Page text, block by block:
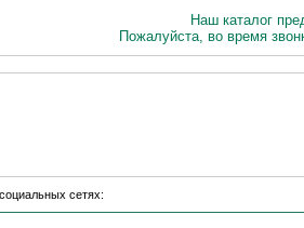
Наш каталог
Пожалуйста, во время
сетях: